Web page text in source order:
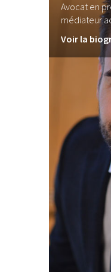
Avocat en
médiateur
Voir la